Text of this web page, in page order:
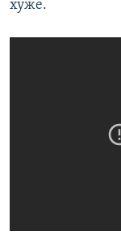
хуже.